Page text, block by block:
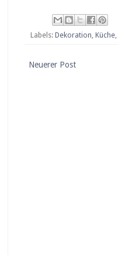
Labels: Dekoration Küche
Neuerer Post